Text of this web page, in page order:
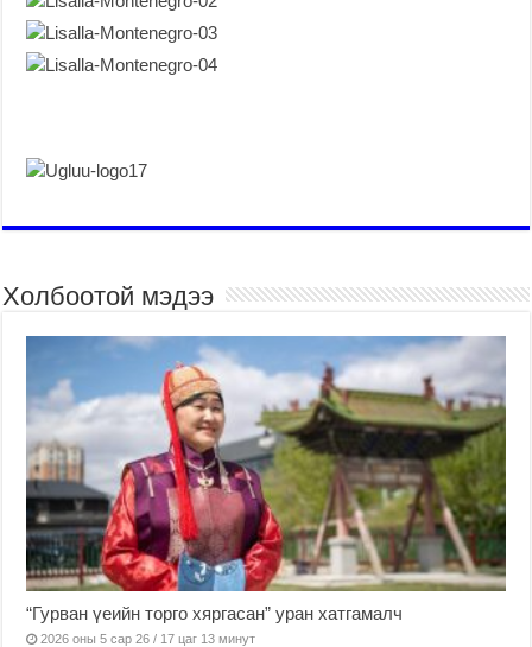
Холбоотой мэдээ
“Гурван үеийн торго хяргасан” уран хатгамалч
2026 оны 5 сар 26 / 17 цаг 13 минут